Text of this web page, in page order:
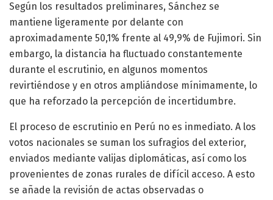
Según los resultados preliminares, Sánchez se
mantiene ligeramente por delante con
aproximadamente 50,1% frente al 49,9% de Fujimori. Sin
embargo, la distancia ha fluctuado constantemente
durante el escrutinio, en algunos momentos
revirtiéndose y en otros ampliándose mínimamente, lo
que ha reforzado la percepción de incertidumbre.
El proceso de escrutinio en Perú no es inmediato. A los
votos nacionales se suman los sufragios del exterior,
enviados mediante valijas diplomáticas, así como los
provenientes de zonas rurales de difícil acceso. A esto
se añade la revisión de actas observadas o